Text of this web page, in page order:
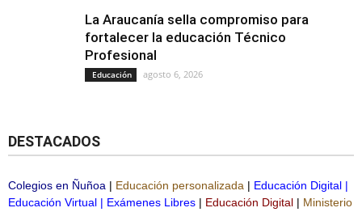
La Araucanía sella compromiso para
fortalecer la educación Técnico
Profesional
Educación agosto 6, 2026
DESTACADOS
Colegios en Ñuñoa | Educación personalizada | Educación Digital |
Educación Virtual | Exámenes Libres | Educación Digital | Ministerio